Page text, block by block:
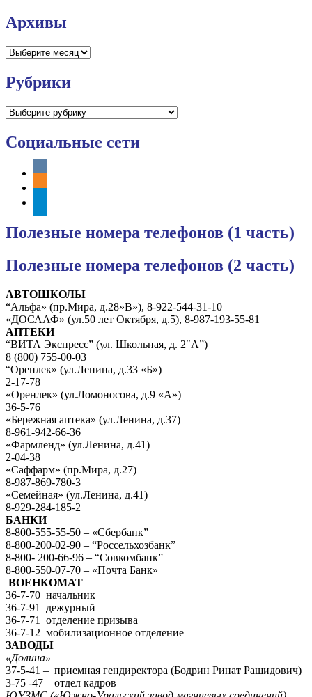
Архивы
Архивы
Рубрики
Рубрики
Социальные сети
vkontakte
odnoklassniki
Полезные номера телефонов (1 часть)
Полезные номера телефонов (2 часть)
АВТОШКОЛЫ
“Альфа» (пр.Мира, д.28»В»), 8-922-544-31-10
«ДОСААФ» (ул.50 лет Октября, д.5), 8-987-193-55-81
АПТЕКИ
“ВИТА Экспресс” (ул. Школьная, д. 2″А”)
8 (800) 755-00-03
“Оренлек» (ул.Ленина, д.33 «Б»)
2-17-78
«Оренлек» (ул.Ломоносова, д.9 «А»)
36-5-76
«Бережная аптека» (ул.Ленина, д.37)
8-961-942-66-36
«Фармленд» (ул.Ленина, д.41)
2-04-38
«Саффарм» (пр.Мира, д.27)
8-987-869-780-3
«Семейная» (ул.Ленина, д.41)
8-929-284-185-2
БАНКИ
8-800-555-55-50 – «Сбербанк”
8-800-200-02-90 – “Россельхозбанк”
8-800- 200-66-96 – “Совкомбанк”
8-800-550-07-70 – «Почта Банк»
ВОЕНКОМАТ
36-7-70 начальник
36-7-91 дежурный
36-7-71 отделение призыва
36-7-12 мобилизационное отделение
ЗАВОДЫ
«Долина»
37-5-41 – приемная гендиректора (Бодрин Ринат Рашидович)
3-75 -47 – отдел кадров